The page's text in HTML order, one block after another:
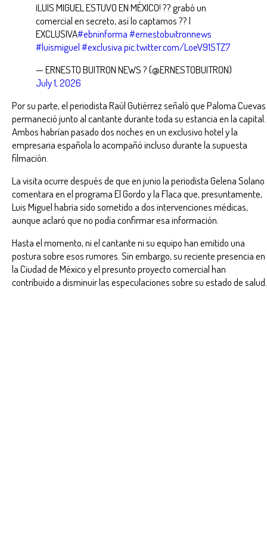
¡LUIS MIGUEL ESTUVO EN MÉXICO! ?? grabó un
comercial en secreto, así lo captamos ?? |
EXCLUSIVA#ebninforma#ernestobuitronnews
#luismiguel#exclusivapic.twitter.com/LoeV91STZ7
— ERNESTO BUITRON NEWS ? (@ERNESTOBUITRON)
July 1, 2026
Por su parte, el periodista Raúl Gutiérrez señaló que Paloma Cuevas
permaneció junto al cantante durante toda su estancia en la capital.
Ambos habrían pasado dos noches en un exclusivo hotel y la
empresaria española lo acompañó incluso durante la supuesta
filmación.
La visita ocurre después de que en junio la periodista Gelena Solano
comentara en el programa El Gordo y la Flaca que, presuntamente,
Luis Miguel habría sido sometido a dos intervenciones médicas,
aunque aclaró que no podía confirmar esa información.
Hasta el momento, ni el cantante ni su equipo han emitido una
postura sobre esos rumores. Sin embargo, su reciente presencia en
la Ciudad de México y el presunto proyecto comercial han
contribuido a disminuir las especulaciones sobre su estado de salud.